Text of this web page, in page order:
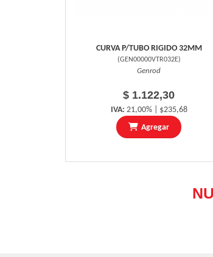
CURVA P/TUBO RIGIDO 32MM
(GEN00000VTR032E)
Genrod
$ 1.122,30
IVA: 21,00% | $235,68
Agregar